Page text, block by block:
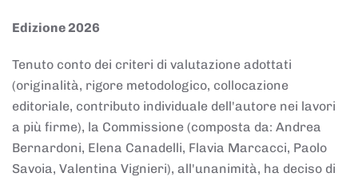
Edizione 2026
Tenuto conto dei criteri di valutazione adottati
(originalità, rigore metodologico, collocazione
editoriale, contributo individuale dell'autore nei lavori
a più firme), la Commissione (composta da: Andrea
Bernardoni, Elena Canadelli, Flavia Marcacci, Paolo
Savoia, Valentina Vignieri), all'unanimità, ha deciso di